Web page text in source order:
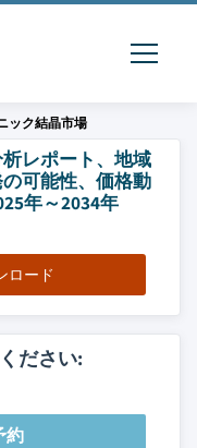
ック結晶市場
レポート、地域
可能性、価格動
年～2034年
ロード
ださい:
約